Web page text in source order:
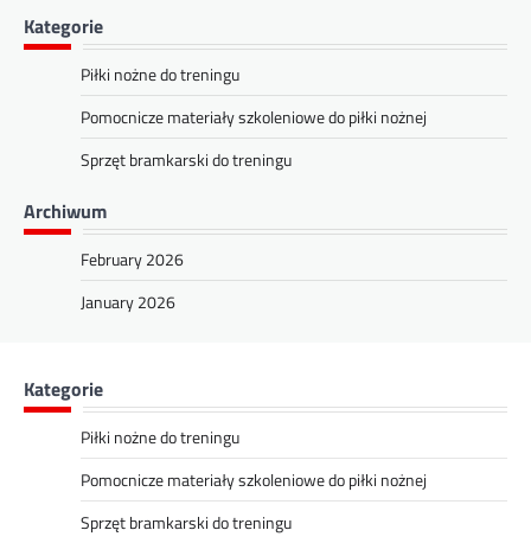
Kategorie
Piłki nożne do treningu
Pomocnicze materiały szkoleniowe do piłki nożnej
Sprzęt bramkarski do treningu
Archiwum
February 2026
January 2026
Kategorie
Piłki nożne do treningu
Pomocnicze materiały szkoleniowe do piłki nożnej
Sprzęt bramkarski do treningu